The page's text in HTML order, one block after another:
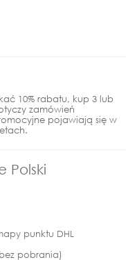
10% rabatu, kup 3 lub
zamówień
pojawiają się w
Polski
punktu DHL
pobrania)